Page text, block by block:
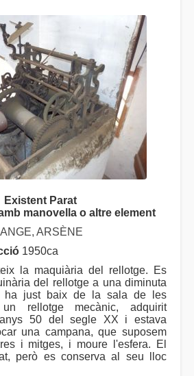
Existent Parat
manovella o altre element
ARSÈNE
1950ca
la maquiària del rellotge. Es
del rellotge a una diminuta
ha just baix de la sala de les
rellotge mecànic, adquirit
50 del segle XX i estava
una campana, que suposem
i mitges, i moure l'esfera. El
però es conserva al seu lloc